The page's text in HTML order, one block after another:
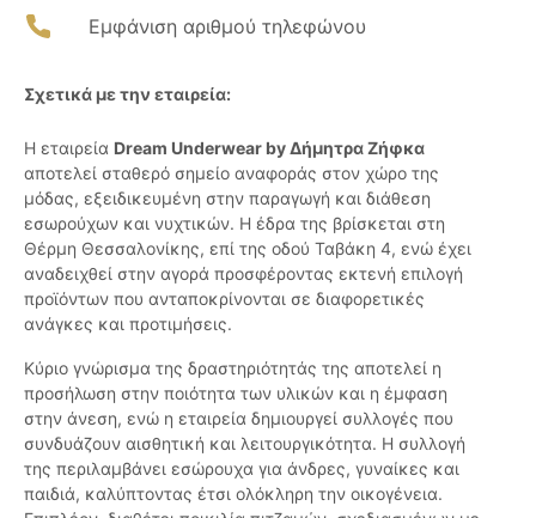
Εμφάνιση αριθμού τηλεφώνου
Σχετικά με την εταιρεία:
Η εταιρεία Dream Underwear by Δήμητρα Ζήφκα
αποτελεί σταθερό σημείο αναφοράς στον χώρο της
μόδας, εξειδικευμένη στην παραγωγή και διάθεση
εσωρούχων και νυχτικών. Η έδρα της βρίσκεται στη
Θέρμη Θεσσαλονίκης, επί της οδού Ταβάκη 4, ενώ έχει
αναδειχθεί στην αγορά προσφέροντας εκτενή επιλογή
προϊόντων που ανταποκρίνονται σε διαφορετικές
ανάγκες και προτιμήσεις.
Κύριο γνώρισμα της δραστηριότητάς της αποτελεί η
προσήλωση στην ποιότητα των υλικών και η έμφαση
στην άνεση, ενώ η εταιρεία δημιουργεί συλλογές που
συνδυάζουν αισθητική και λειτουργικότητα. Η συλλογή
της περιλαμβάνει εσώρουχα για άνδρες, γυναίκες και
παιδιά, καλύπτοντας έτσι ολόκληρη την οικογένεια.